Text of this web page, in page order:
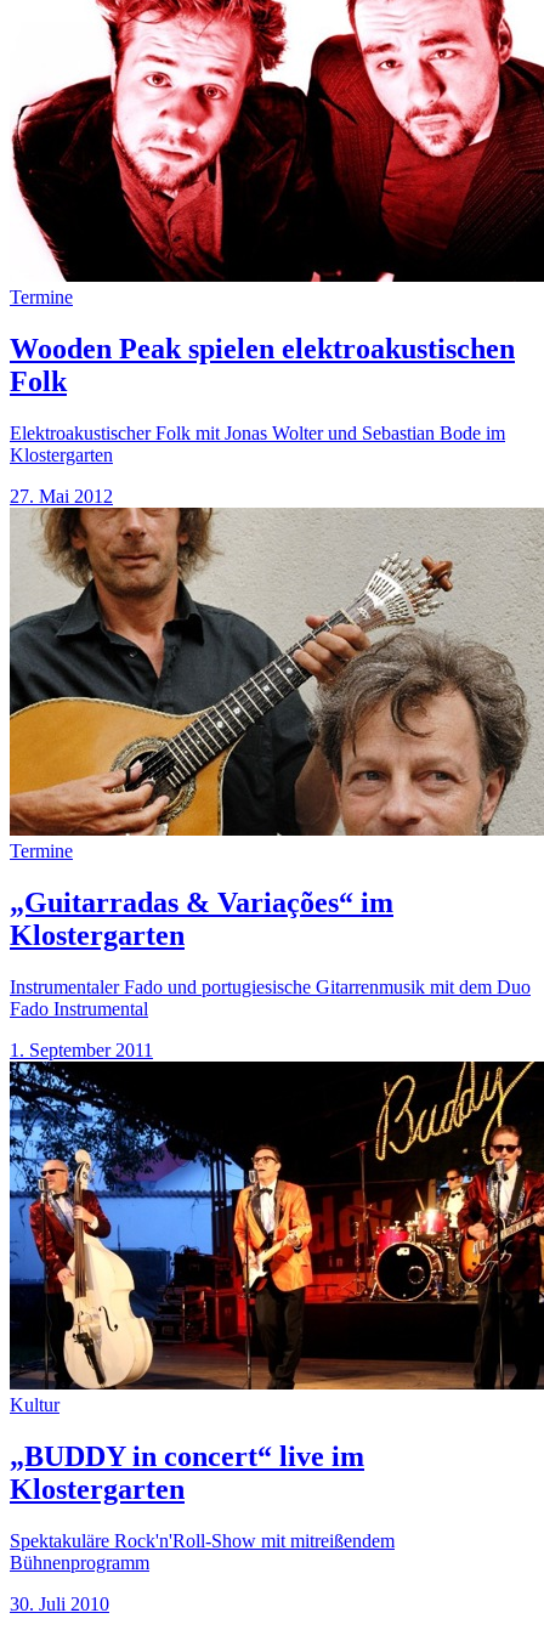
Termine
Wooden Peak spielen elektroakustischen
Folk
Elektroakustischer Folk mit Jonas Wolter und Sebastian Bode im
Klostergarten
27. Mai 2012
Termine
„Guitarradas & Variações“ im
Klostergarten
Instrumentaler Fado und portugiesische Gitarrenmusik mit dem Duo
Fado Instrumental
1. September 2011
Kultur
„BUDDY in concert“ live im
Klostergarten
Spektakuläre Rock'n'Roll-Show mit mitreißendem
Bühnenprogramm
30. Juli 2010